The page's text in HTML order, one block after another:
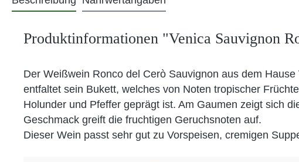
Produktinformationen "Venica Sauvignon
Der Weißwein Ronco del Cerò Sauvignon aus dem
entfaltet sein Bukett, welches von Noten tropischer
Holunder und Pfeffer geprägt ist. Am Gaumen zeigt sich
Geschmack greift die fruchtigen Geruchsnoten auf.
Dieser Wein passt sehr gut zu Vorspeisen, cremigen